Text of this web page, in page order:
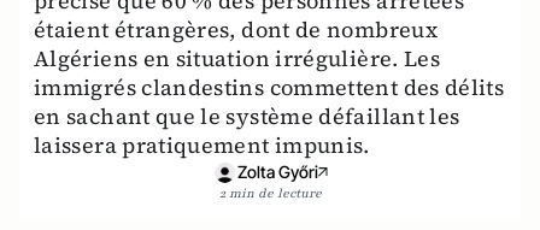
étaient étrangères, dont de nombreux
Algériens en situation irrégulière. Les
immigrés clandestins commettent des délits
en sachant que le système défaillant les
laissera pratiquement impunis.
Zolta Győri
2 min de lecture